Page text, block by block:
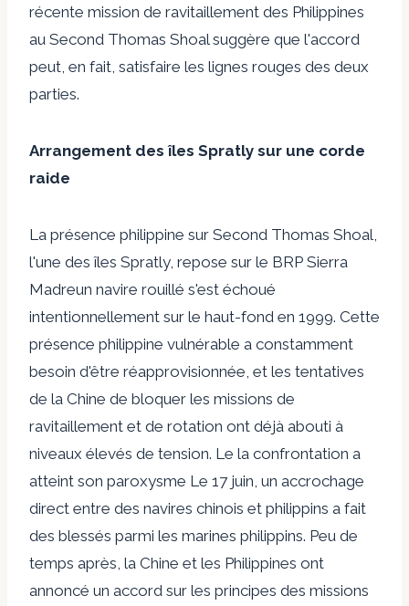
récente mission de ravitaillement des Philippines
au Second Thomas Shoal suggère que l'accord
peut, en fait, satisfaire les lignes rouges des deux
parties.
Arrangement des îles Spratly sur une corde
raide
La présence philippine sur Second Thomas Shoal,
l'une des îles Spratly, repose sur le BRP Sierra
Madreun navire rouillé s'est échoué
intentionnellement sur le haut-fond en 1999. Cette
présence philippine vulnérable a constamment
besoin d'être réapprovisionnée, et les tentatives
de la Chine de bloquer les missions de
ravitaillement et de rotation ont déjà abouti à
niveaux élevés de tension. Le la confrontation a
atteint son paroxysme Le 17 juin, un accrochage
direct entre des navires chinois et philippins a fait
des blessés parmi les marines philippins. Peu de
temps après, la Chine et les Philippines ont
annoncé un accord sur les principes des missions